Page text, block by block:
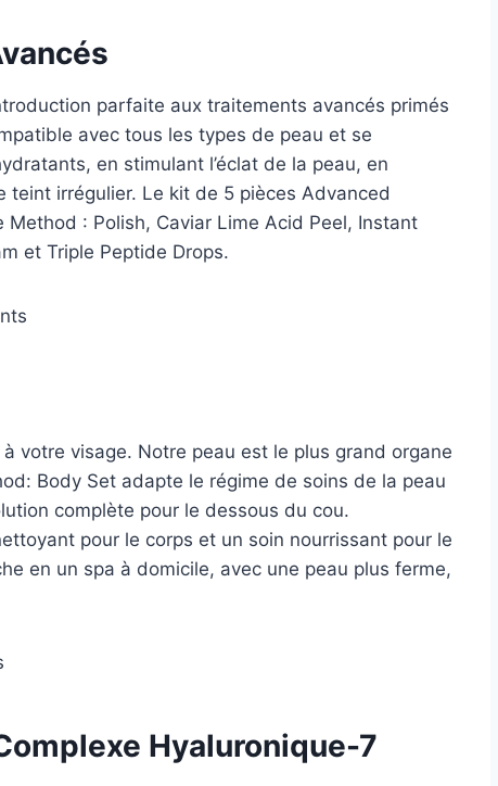
parfaite aux traitements avancés primés
avec tous les types de peau et se
en stimulant l’éclat de la peau, en
irrégulier. Le kit de 5 pièces Advanced
: Polish, Caviar Lime Acid Peel, Instant
et Triple Peptide Drops.
votre visage. Notre peau est le plus grand organe
Body Set adapte le régime de soins de la peau
complète pour le dessous du cou.
pour le corps et un soin nourrissant pour le
en un spa à domicile, avec une peau plus ferme,
Hyaluronique-7